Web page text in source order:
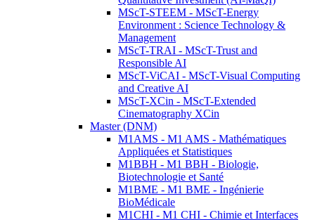
MScT-STEEM - MScT-Energy
Environment : Science Technology &
Management
MScT-TRAI - MScT-Trust and
Responsible AI
MScT-ViCAI - MScT-Visual Computing
and Creative AI
MScT-XCin - MScT-Extended
Cinematography XCin
Master (DNM)
M1AMS - M1 AMS - Mathématiques
Appliquées et Statistiques
M1BBH - M1 BBH - Biologie,
Biotechnologie et Santé
M1BME - M1 BME - Ingénierie
BioMédicale
M1CHI - M1 CHI - Chimie et Interfaces